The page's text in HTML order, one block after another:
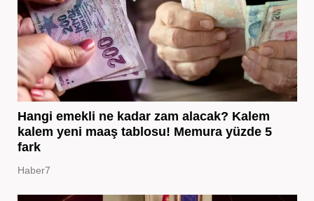
Hangi emekli ne kadar zam alacak? Kalem
kalem yeni maaş tablosu! Memura yüzde 5
fark
Haber7